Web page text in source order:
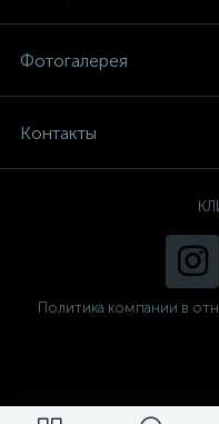
Фотогалерея
Контакты
Политика компании в